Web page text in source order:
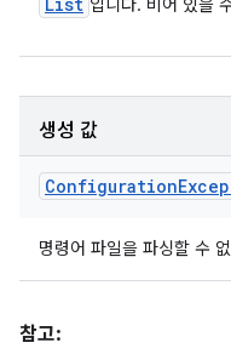
입니다. 비어 있을
생성 값
Configuration
명령어 파일을 파싱할 수
참고: